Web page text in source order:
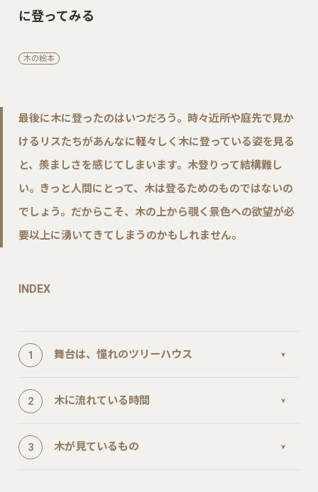
に登ってみる
木の絵本
最後に木に登ったのはいつだろう。時々近所や庭先で見か
けるリスたちがあんなに軽々しく木に登っている姿を見る
と、羨ましさを感じてしまいます。木登りって結構難し
い。きっと人間にとって、木は登るためのものではないの
でしょう。だからこそ、木の上から覗く景色への欲望が必
要以上に湧いてきてしまうのかもしれません。
INDEX
舞台は、憧れのツリーハウス
木に流れている時間
木が見ているもの